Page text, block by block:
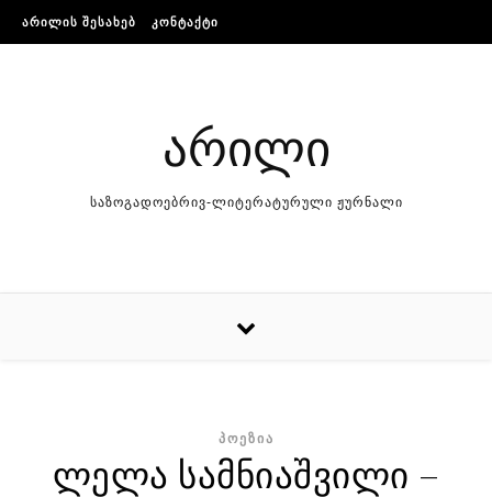
Skip to content
ᲐᲠᲘᲚᲘᲡ ᲨᲔᲡᲐᲮᲔᲑ ᲙᲝᲜᲢᲐᲥᲢᲘ
არილი
საზოგადოებრივ-ლიტერატურული ჟურნალი
ᲞᲝᲔᲖᲘᲐ
ლელა სამნიაშვილი –